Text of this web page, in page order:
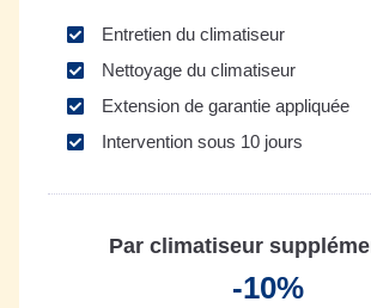
Entretien du climatiseur
Nettoyage du climatiseur
Extension de garantie appliquée
Intervention sous 10 jours
Par climatiseur
-10%